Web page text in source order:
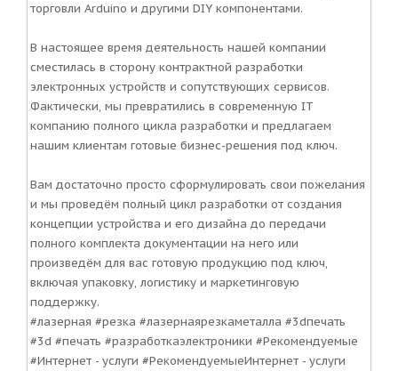
торговли Arduino и другими DIY компонентами.
В настоящее время деятельность нашей компании
сместилась в сторону контрактной разработки
электронных устройств и сопутствующих сервисов.
Фактически, мы превратились в современную IT
компанию полного цикла разработки и предлагаем
нашим клиентам готовые бизнес-решения под ключ.
Вам достаточно просто сформулировать свои пожелания
и мы проведём полный цикл разработки от создания
концепции устройства и его дизайна до передачи
полного комплекта документации на него или
произведём для вас готовую продукцию под ключ,
включая упаковку, логистику и маркетинговую
поддержку.
#лазерная #резка #лазернаярезкаметалла #3dпечать
#3d #печать #разработкаэлектроники #Рекомендуемые
#Интернет - услуги #РекомендуемыеИнтернет - услуги